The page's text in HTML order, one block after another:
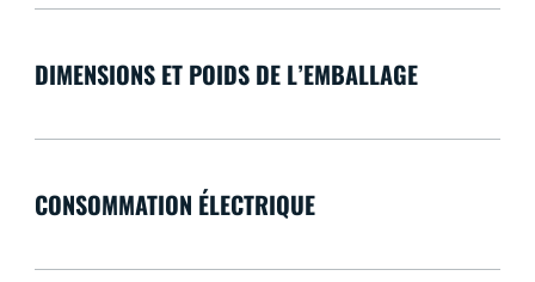
DIMENSIONS ET POIDS DE L’EMBALLAGE
CONSOMMATION ÉLECTRIQUE